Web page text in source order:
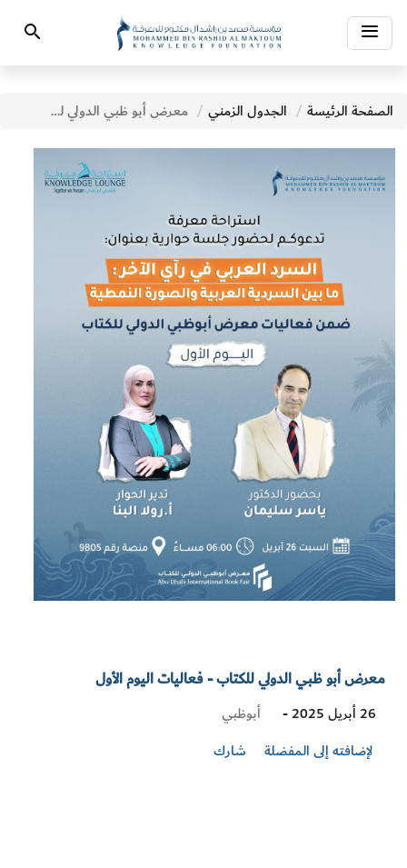
Toggle
navigation
Search
الصفحة الرئيسة الجدول الزمني معرض أبو ظبي الدولي للكتاب - فعاليات اليوم الأول
معرض أبو ظبي الدولي للكتاب - فعاليات اليوم الأول
26 أبريل 2025 -
Visit
أبوظبي
لإضافته إلى المفضلة
شارك